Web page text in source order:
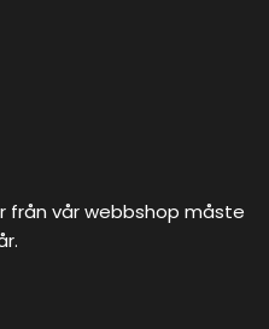
från vår webbshop måste